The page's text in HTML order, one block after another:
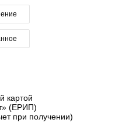
картой
(ЕРИП)
при получении)